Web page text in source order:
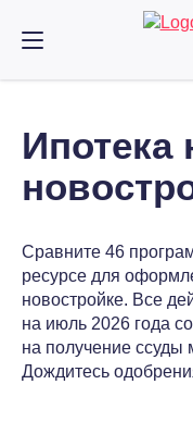
Ипотека
Сравните 46
ресурсе для
новостройке. Все
на июль 2026 года
на получение ссуды
Дождитесь